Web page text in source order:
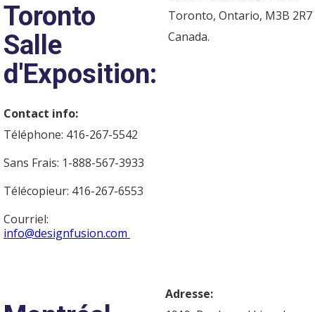
Toronto
Salle
d'Exposition:
Toronto, Ontario, M3B 2R7
Canada.
Contact info:
Téléphone: 416-267-5542
Sans Frais: 1-888-567-3933
Télécopieur: 416-267-6553
Courriel:
info@designfusion.com
Adresse: